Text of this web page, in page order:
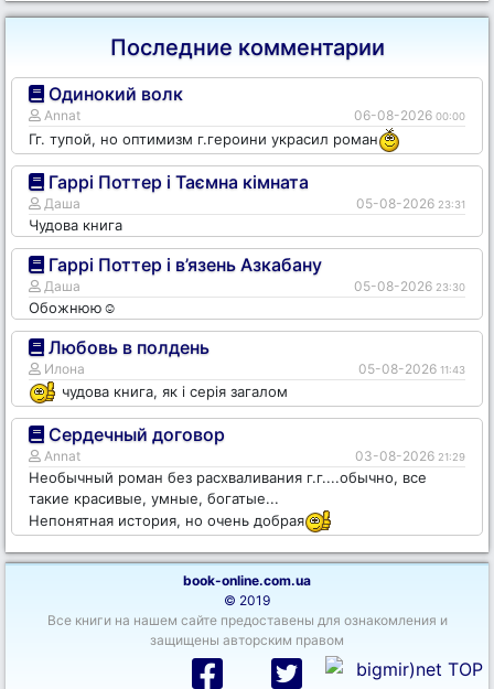
Последние комментарии
Одинокий волк
Annat 06-08-2026 00:00
Гг. тупой, но оптимизм г.героини украсил роман
Гаррі Поттер і Таємна кімната
Даша 05-08-2026 23:31
Чудова книга
Гаррі Поттер і в’язень Азкабану
Даша 05-08-2026 23:30
Обожнюю☺️
Любовь в полдень
Илона 05-08-2026 11:43
чудова книга, як і серія загалом
Сердечный договор
Annat 03-08-2026 21:29
Необычный роман без расхваливания г.г....обычно, все
такие красивые, умные, богатые...
Непонятная история, но очень добрая
book-online.com.ua
© 2019
Все книги на нашем сайте предоставены для ознакомления и
защищены авторским правом